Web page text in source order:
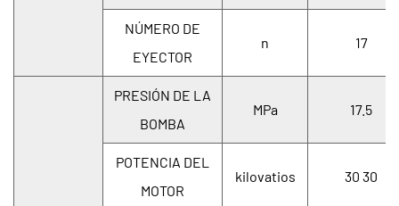
NÚMERO DE
EYECTOR
n 17
PRESIÓN DE LA
BOMBA
MPa 17.5
POTENCIA DEL
MOTOR
kilovatios 30 30